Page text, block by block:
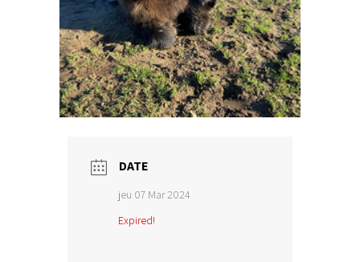
DATE
jeu 07 Mar 2024
Expired!